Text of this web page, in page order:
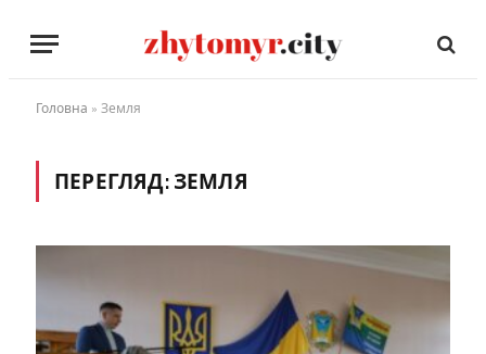
Головна » Земля
ПЕРЕГЛЯД: ЗЕМЛЯ